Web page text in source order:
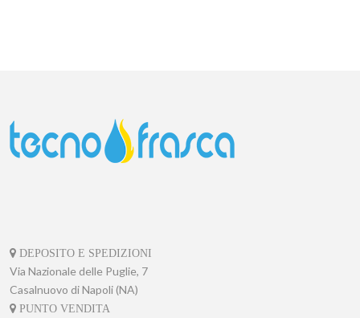
DEPOSITO E SPEDIZIONI
Via Nazionale delle Puglie, 7
Casalnuovo di Napoli (NA)
PUNTO VENDITA